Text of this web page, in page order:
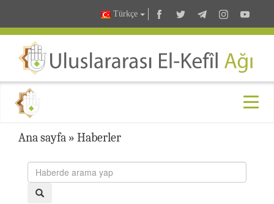
Türkçe
Ana sayfa » Haberler